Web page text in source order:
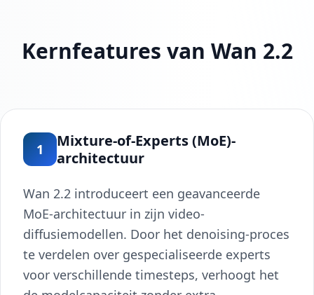
Kernfeatures van Wan 2.2
1
Mixture-of-Experts (MoE)-
architectuur
Wan 2.2 introduceert een geavanceerde
MoE-architectuur in zijn video-
diffusiemodellen. Door het denoising-proces
te verdelen over gespecialiseerde experts
voor verschillende timesteps, verhoogt het